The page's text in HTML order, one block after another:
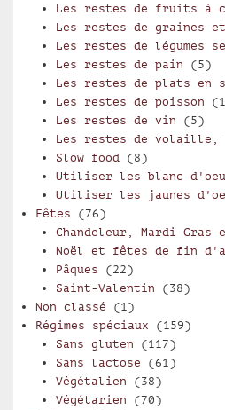
Les restes de fruits à
Les restes de graines
Les restes de légumes
Les restes de pain (5)
Les restes de plats en
Les restes de poisson
Les restes de vin (5)
Les restes de volaille,
Slow food (8)
Utiliser les blanc
Utiliser les jaunes
Fêtes (76)
Chandeleur, Mardi Gras
Noël et fêtes de fin
Pâques (22)
Saint-Valentin (38)
Non classé (1)
Régimes spéciaux (159)
Sans gluten (117)
Sans lactose (61)
Végétalien (38)
Végétarien (70)